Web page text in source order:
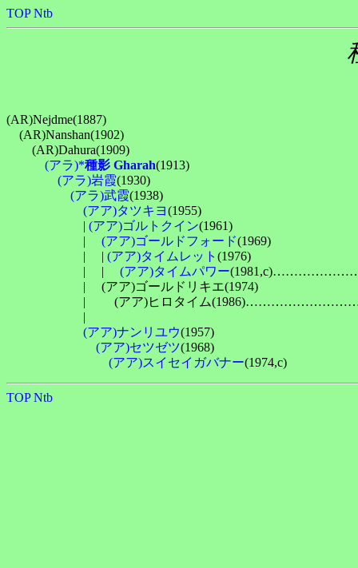
TOP Ntb
(AR)Nejdme(1887)
(AR)Nanshan(1902)
(AR)Dahura(1909)
(アラ)*種影 Gharah(1913)
(アラ)岩霞(1930)
(アラ)武霞(1938)
(アア)タツキヨ(1955)
| (アア)ゴルトクイン(1961)
| (アア)ゴールドフォード(1969)
| 　| (アア)タイムレット (1976)
| 　| (アア)タイムパワー
| 　(アア)ゴールドリキエ(1974)
| 　　(アア)ヒロタイム
| 　　　　　　　　　　　　　　　　　　　　　　　
(アア)ナンリユウ(1957)
(アア)セツゼツ(1968)
(アア)スイセイガバナー
TOP Ntb